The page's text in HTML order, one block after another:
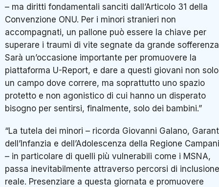
– ma diritti fondamentali sanciti dall’Articolo 31 della
Convenzione ONU. Per i minori stranieri non
accompagnati, un pallone può essere la chiave per
superare i traumi di vite segnate da grande
Sarà un’occasione importante per promuovere la
piattaforma U-Report, e dare a questi giovani non solo
un campo dove correre, ma soprattutto uno spazio
protetto e non agonistico di cui hanno un disperato
bisogno per sentirsi, finalmente, solo dei bambini.”
“La tutela dei minori – ricorda Giovanni Galano,
dell’Infanzia e dell’Adolescenza della Regione
– in particolare di quelli più vulnerabili come i MSNA,
passa inevitabilmente attraverso percorsi di inclusione
reale. Presenziare a questa giornata e promuovere